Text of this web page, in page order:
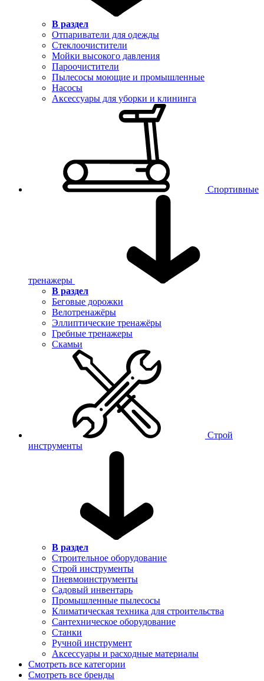
В раздел
Отпариватели для одежды
Стеклоочистители
Мойки высокого давления
Пароочистители
Пылесосы моющие и промышленные
Насосы
Аксессуары для уборки и клининга
Спортивные
тренажеры
В раздел
Беговые дорожки
Велотренажёры
Эллиптические тренажёры
Гребные тренажеры
Скамьи
Строй
инструменты
В раздел
Строительное оборудование
Строй инструменты
Пневмоинструменты
Садовый инвентарь
Промышленные пылесосы
Климатическая техника для строительства
Сантехническое оборудование
Станки
Ручной инструмент
Аксессуары и расходные материалы
Смотреть все категории
Смотреть все бренды